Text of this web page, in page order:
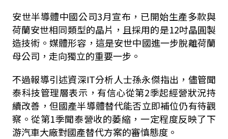
安世半導體中國公司3月宣布，已開始生產多款與
荷蘭安世相同類型的晶片，且採用的是12吋晶圓製
造技術。媒體形容，這是安世中國進一步脫離荷蘭
母公司，走向獨立的重要一步。
不過報導引述資深IT分析人士孫永傑指出，儘管聞
泰科技管理層表示，有信心從第2季起經營狀況持
續改善，但國產半導體替代能否立即補位仍有待觀
察。從第1季聞泰營收的萎縮，一定程度反映了下
游汽車大廠對國產替代方案的審慎態度。